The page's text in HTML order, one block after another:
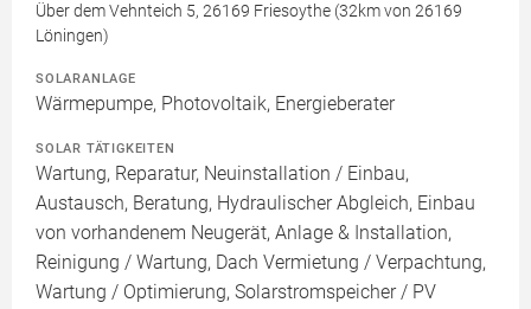
Über dem Vehnteich 5, 26169 Friesoythe (32km von 26169
Löningen)
SOLARANLAGE
Wärmepumpe, Photovoltaik, Energieberater
SOLAR TÄTIGKEITEN
Wartung, Reparatur, Neuinstallation / Einbau,
Austausch, Beratung, Hydraulischer Abgleich, Einbau
von vorhandenem Neugerät, Anlage & Installation,
Reinigung / Wartung, Dach Vermietung / Verpachtung,
Wartung / Optimierung, Solarstromspeicher / PV